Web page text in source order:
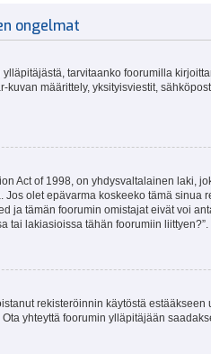
ongelmat
tarvitaanko foorumilla
kuvan määrittely, yksityisviestit,
Act of 1998, on yhdysvaltalainen
olet epävarma koskeeko tämä
ja tämän foorumin omistajat eivät voi
tai lakiasioissa tähän foorumiin liittyen?”.
rekisteröinnin käytöstä
yhteyttä foorumin ylläpitäjään